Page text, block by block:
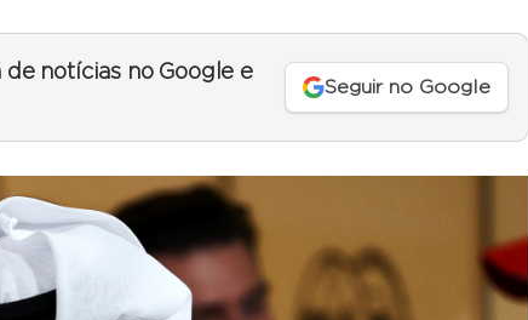
de notícias no Google e
Seguir no Google